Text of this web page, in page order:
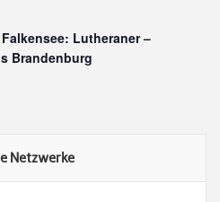
Lutheraner –
Brandenburg
Netzwerke